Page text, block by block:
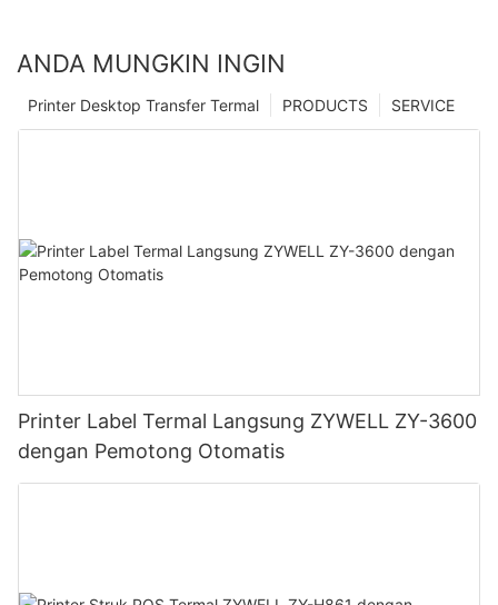
ANDA MUNGKIN INGIN
SERVICE
PRODUCTS
Printer Desktop Transfer Termal
Printer Label Termal Langsung ZYWELL ZY-3600
dengan Pemotong Otomatis